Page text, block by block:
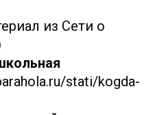
из Сети о
stati/kogda-